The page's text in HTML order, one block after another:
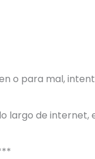
o para mal,
largo de internet,